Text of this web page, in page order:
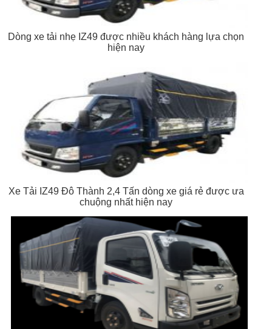
Dòng xe tải nhẹ IZ49 được nhiều khách hàng lựa chọn
hiện nay
Xe Tải IZ49 Đô Thành 2,4 Tấn dòng xe giá rẻ được ưa
chuộng nhất hiện nay